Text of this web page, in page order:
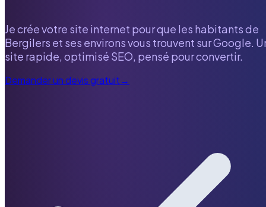
Je crée votre site internet pour que les habitants de
Bergilers et ses environs vous trouvent sur Google.
site rapide, optimisé SEO, pensé pour convertir.
Demander un devis gratuit→